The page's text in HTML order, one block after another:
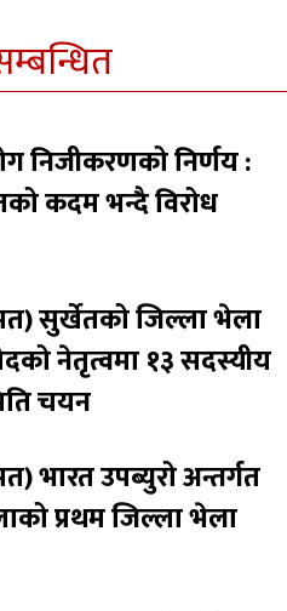
निजीकरणको निर्णय :
कदम भन्दै विरोध
सुर्खेतको जिल्ला भेला
नेतृत्वमा १३ सदस्यीय
चयन
भारत उपब्युरो अन्तर्गत
प्रथम जिल्ला भेला